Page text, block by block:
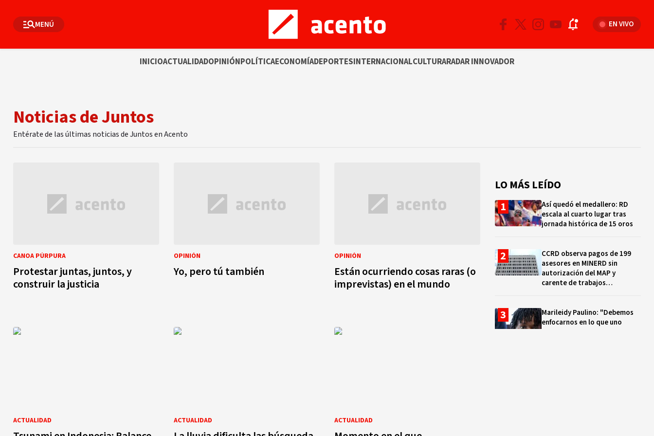
MENÚ EN VIVO
INICIOACTUALIDADOPINIÓNPOLÍTICAECONOMÍADEPORTESINTERNACIONALCULTURARADAR INNOVADOR
Noticias de Juntos
Entérate de las últimas noticias de Juntos en Acento
CANOA PÚRPURA
Protestar juntas, juntos, y
construir la justicia
OPINIÓN
Yo, pero tú también
OPINIÓN
Están ocurriendo cosas raras (o
imprevistas) en el mundo
ACTUALIDAD ACTUALIDAD ACTUALIDAD
LO MÁS LEÍDO
Así quedó el medallero: RD
escala al cuarto lugar tras
jornada histórica de 15 oros
CCRD observa pagos de 199
asesores en MINERD sin
autorización del MAP y
carente de trabajos
Marileidy Paulino: "Debemos
enfocarnos en lo que uno